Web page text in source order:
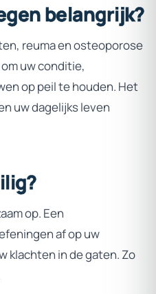
belangrijk?
reuma en osteoporose
uw conditie,
op peil te houden. Het
uw dagelijks leven
op. Een
af op uw
klachten in de gaten. Zo